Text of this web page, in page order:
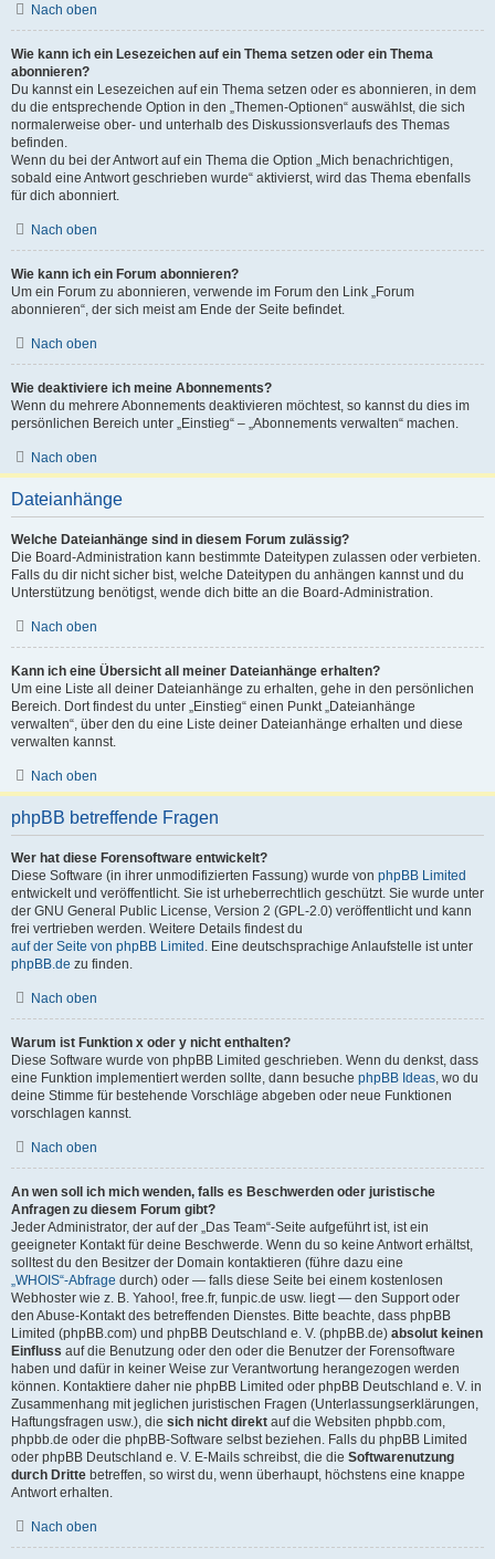
Nach oben
Wie kann ich ein Lesezeichen auf ein Thema setzen oder ein Thema
abonnieren?
Du kannst ein Lesezeichen auf ein Thema setzen oder es abonnieren, in dem
du die entsprechende Option in den „Themen-Optionen“ auswählst, die sich
normalerweise ober- und unterhalb des Diskussionsverlaufs des Themas
befinden.
Wenn du bei der Antwort auf ein Thema die Option „Mich benachrichtigen,
sobald eine Antwort geschrieben wurde“ aktivierst, wird das Thema ebenfalls
für dich abonniert.
Nach oben
Wie kann ich ein Forum abonnieren?
Um ein Forum zu abonnieren, verwende im Forum den Link „Forum
abonnieren“, der sich meist am Ende der Seite befindet.
Nach oben
Wie deaktiviere ich meine Abonnements?
Wenn du mehrere Abonnements deaktivieren möchtest, so kannst du dies im
persönlichen Bereich unter „Einstieg“ – „Abonnements verwalten“ machen.
Nach oben
Dateianhänge
Welche Dateianhänge sind in diesem Forum zulässig?
Die Board-Administration kann bestimmte Dateitypen zulassen oder verbieten.
Falls du dir nicht sicher bist, welche Dateitypen du anhängen kannst und du
Unterstützung benötigst, wende dich bitte an die Board-Administration.
Nach oben
Kann ich eine Übersicht all meiner Dateianhänge erhalten?
Um eine Liste all deiner Dateianhänge zu erhalten, gehe in den persönlichen
Bereich. Dort findest du unter „Einstieg“ einen Punkt „Dateianhänge
verwalten“, über den du eine Liste deiner Dateianhänge erhalten und diese
verwalten kannst.
Nach oben
phpBB betreffende Fragen
Wer hat diese Forensoftware entwickelt?
Diese Software (in ihrer unmodifizierten Fassung) wurde von phpBB Limited
entwickelt und veröffentlicht. Sie ist urheberrechtlich geschützt. Sie wurde unter
der GNU General Public License, Version 2 (GPL-2.0) veröffentlicht und kann
frei vertrieben werden. Weitere Details findest du
auf der Seite von phpBB Limited . Eine deutschsprachige Anlaufstelle ist unter
phpBB.de zu finden.
Nach oben
Warum ist Funktion x oder y nicht enthalten?
Diese Software wurde von phpBB Limited geschrieben. Wenn du denkst, dass
eine Funktion implementiert werden sollte, dann besuche phpBB Ideas , wo du
deine Stimme für bestehende Vorschläge abgeben oder neue Funktionen
vorschlagen kannst.
Nach oben
An wen soll ich mich wenden, falls es Beschwerden oder juristische
Anfragen zu diesem Forum gibt?
Jeder Administrator, der auf der „Das Team“-Seite aufgeführt ist, ist ein
geeigneter Kontakt für deine Beschwerde. Wenn du so keine Antwort erhältst,
solltest du den Besitzer der Domain kontaktieren (führe dazu eine
„WHOIS“-Abfrage durch) oder — falls diese Seite bei einem kostenlosen
Webhoster wie z. B. Yahoo!, free.fr, funpic.de usw. liegt — den Support oder
den Abuse-Kontakt des betreffenden Dienstes. Bitte beachte, dass phpBB
Limited (phpBB.com) und phpBB Deutschland e. V. (phpBB.de) absolut keinen
Einfluss auf die Benutzung oder den oder die Benutzer der Forensoftware
haben und dafür in keiner Weise zur Verantwortung herangezogen werden
können. Kontaktiere daher nie phpBB Limited oder phpBB Deutschland e. V. in
Zusammenhang mit jeglichen juristischen Fragen (Unterlassungserklärungen,
Haftungsfragen usw.), die sich nicht direkt auf die Websiten phpbb.com,
phpbb.de oder die phpBB-Software selbst beziehen. Falls du phpBB Limited
oder phpBB Deutschland e. V. E-Mails schreibst, die die Softwarenutzung
durch Dritte betreffen, so wirst du, wenn überhaupt, höchstens eine knappe
Antwort erhalten.
Nach oben